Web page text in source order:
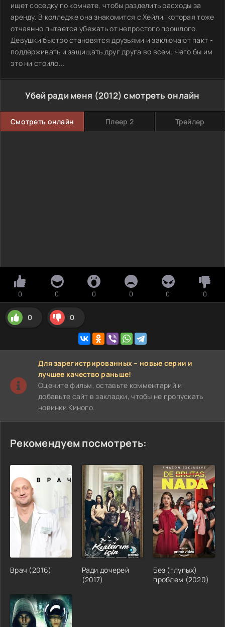
ищет соседку по комнате, чтобы разделить расходы за
аренду. В колледже она знакомится с Хейли, которая тоже
отчаянно пытается убежать от непростого прошлого.
Девушки быстро становятся друзьями и заключают пакт -
поддерживать и защищать друг друга во всем. Чего бы им
это ни стоило...
Убей ради меня (2012) смотреть онлайн
Смотреть онлайн Плеер 2 Трейлер
0 0 0 0 0 0
0 0
Для зарегистрированных – новые серии и
лучшее качество раньше!
Оцените фильм, оставьте комментарий и
добавьте сайт в закладки, чтобы не пропускать
новинки Киного.
Рекомендуем посмотреть:
Врач (2016)
Ради дочерей
(2017)
Без (глупых)
проблем (2020)